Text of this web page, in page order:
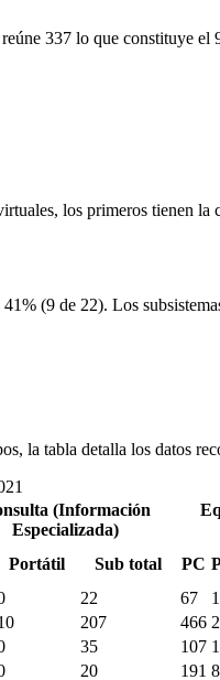
337 lo que constituye el
los primeros tienen la
(9 de 22). Los
la tabla detalla los datos
(Información
Especializada)
Portátil Sub total PC
22 67
207 466
35 107
20 191 8